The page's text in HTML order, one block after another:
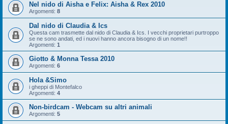
Nel nido di Aisha e Felix: Aisha & Rex 2010
Argomenti: 8
Dal nido di Claudia & Ics
Questa cam trasmette dal nido di Claudia & Ics. I vecchi proprietari purtroppo
se ne sono andati, ed i nuovi hanno ancora bisogno di un nome!!
Argomenti: 1
Giotto & Monna Tessa 2010
Argomenti: 6
Hola &Simo
i gheppi di Montefalco
Argomenti: 4
Non-birdcam - Webcam su altri animali
Argomenti: 5